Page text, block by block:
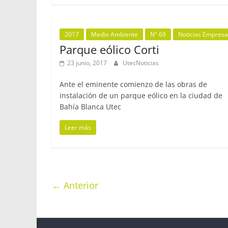
Parque eólico Corti
23 junio, 2017 UtecNoticias
Ante el eminente comienzo de las obras de
instalación de un parque eólico en la ciudad de
Bahía Blanca Utec
Copyright © 2026Revista UtecNoticias. Todos los